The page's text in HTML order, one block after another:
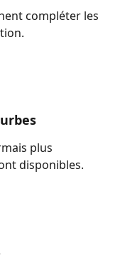
compléter les
plus
disponibles.